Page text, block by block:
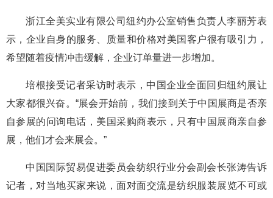
浙江全美实业有限公司纽约办公室销售负责人李丽芳表
示，企业自身的服务、质量和价格对美国客户很有吸引力，
希望随着疫情冲击缓解，企业订单量进一步增加。
培根接受记者采访时表示，中国企业全面回归纽约展让
大家都很兴奋。“展会开始前，我们接到关于中国展商是否亲
自参展的问询电话，美国采购商表示，只有中国展商亲自参
展，他们才会来展会。”
中国国际贸易促进委员会纺织行业分会副会长张涛告诉
记者，对当地买家来说，面对面交流是纺织服装展览不可或